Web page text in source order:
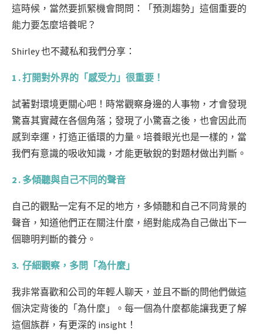
這時候，當然要抓緊機會問問：「預測趨勢」這個重要的
能力要怎麼培養呢？
Shirley 也不藏私和我們分享：
1 . 打開對外界的「感受力」很重要！
試著對環境更關心吧！時常觀察身邊的人事物，才會發現
驚喜其實藏在各個角落；發現了小驚喜之後，也會因此而
感到幸運，打造正循環的力量。培養眼光也是一樣的，當
我們有意識的吸收知識，才能更敏銳的對題材做出判斷。
2 . 多傾聽與自己不同的聲音
自己的觀點一定有不足的地方，多傾聽和自己不同背景的
聲音，知道他們正在關注什麼，絕對能成為自己做出下一
個聰明判斷的養分。
3. 仔細觀察，多問「為什麼」
我非常喜歡和公司的年輕人聊天，並且不斷的問他們做這
個決定背後的「為什麼」。每一個為什麼都能讓我更了解
這個族群，有更深的 insight！